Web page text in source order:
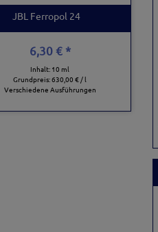
JBL Ferropol 24
6,30 € *
Inhalt: 10 ml
Grundpreis:630,00 € / l
Verschiedene Ausführungen